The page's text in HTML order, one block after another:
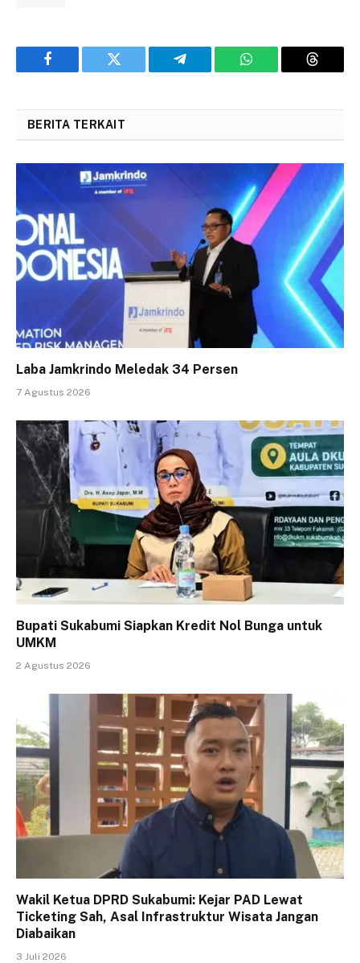
Facebook Twitter Telegram WhatsApp Threads
BERITA TERKAIT
Laba Jamkrindo Meledak 34 Persen
7 Agustus 2026
Bupati Sukabumi Siapkan Kredit Nol Bunga untuk
UMKM
2 Agustus 2026
Wakil Ketua DPRD Sukabumi: Kejar PAD Lewat
Ticketing Sah, Asal Infrastruktur Wisata Jangan
Diabaikan
3 Juli 2026